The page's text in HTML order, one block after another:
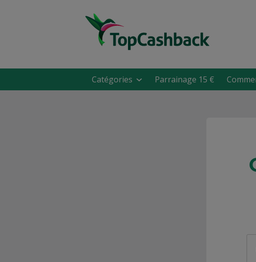
Catégories Parrainage 15 €